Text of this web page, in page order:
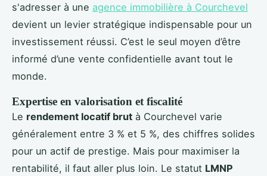
s'adresser à une agence immobilière à Courchevel
devient un levier stratégique indispensable pour un
investissement réussi. C’est le seul moyen d’être
informé d’une vente confidentielle avant tout le
monde.
Expertise en valorisation et fiscalité
Le rendement locatif brut à Courchevel varie
généralement entre 3 % et 5 %, des chiffres solides
pour un actif de prestige. Mais pour maximiser la
rentabilité, il faut aller plus loin. Le statut LMNP